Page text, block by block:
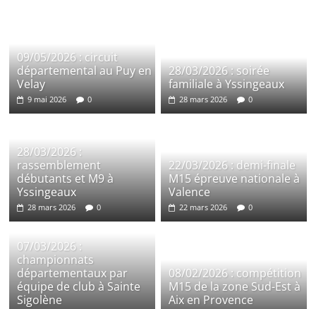
09/05/2026 : circuit
départemental au Puy en
Velay
9 mai 2026 0
28/03/2026 : soirée
familiale à Yssingeaux
28 mars 2026 0
28/03/2026 :
rassemblement
débutants et M9 à
Yssingeaux
28 mars 2026 0
22/03/2026 : demi-finale
M15 épreuve nationale à
Valence
22 mars 2026 0
07/03/2026 :
championnats
départementaux par
équipe de club à Sainte
Sigolène
08/02/2026 : compétition
M15 de la zone Sud-Est à
Aix en Provence